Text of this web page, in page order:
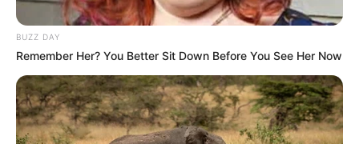
Deixe um Comentário
BUZZ DAY
Remember Her? You Better Sit Down Before You See Her Now